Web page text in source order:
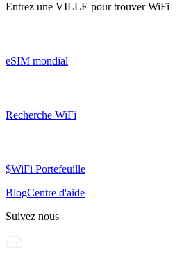
Entrez une VILLE pour trouver WiFi
eSIM mondial
Recherche WiFi
$WiFi Portefeuille
BlogCentre d'aide
Suivez nous